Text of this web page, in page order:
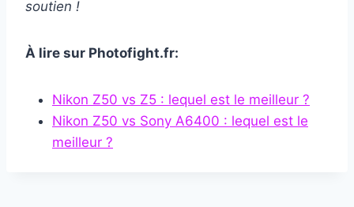
soutien !
À lire sur Photofight.fr:
Nikon Z50 vs Z5 : lequel est le meilleur ?
Nikon Z50 vs Sony A6400 : lequel est le
meilleur ?